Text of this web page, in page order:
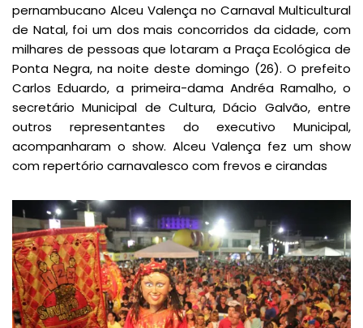
pernambucano Alceu Valença no Carnaval Multicultural
de Natal, foi um dos mais concorridos da cidade, com
milhares de pessoas que lotaram a Praça Ecológica de
Ponta Negra, na noite deste domingo (26). O prefeito
Carlos Eduardo, a primeira-dama Andréa Ramalho, o
secretário Municipal de Cultura, Dácio Galvão, entre
outros representantes do executivo Municipal,
acompanharam o show. Alceu Valença fez um show
com repertório carnavalesco com frevos e cirandas